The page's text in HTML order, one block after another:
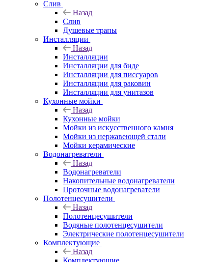
Слив
Назад
Слив
Душевые трапы
Инсталляции
Назад
Инсталляции
Инсталляции для биде
Инсталляции для писсуаров
Инсталляции для раковин
Инсталляции для унитазов
Кухонные мойки
Назад
Кухонные мойки
Мойки из искусственного камня
Мойки из нержавеющей стали
Мойки керамические
Водонагреватели
Назад
Водонагреватели
Накопительные водонагреватели
Проточные водонагреватели
Полотенцесушители
Назад
Полотенцесушители
Водяные полотенцесушители
Электрические полотенцесушители
Комплектующие
Назад
Комплектующие